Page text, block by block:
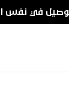
في نفس